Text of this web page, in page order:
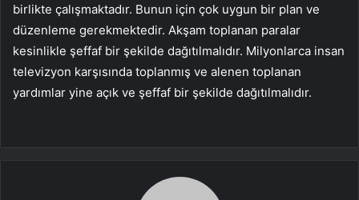
birlikte çalışmaktadır. Bunun için çok uygun bir plan ve
düzenleme gerekmektedir. Akşam toplanan paralar
kesinlikle şeffaf bir şekilde dağıtılmalıdır. Milyonlarca insan
televizyon karşısında toplanmış ve alenen toplanan
yardımlar yine açık ve şeffaf bir şekilde dağıtılmalıdır.